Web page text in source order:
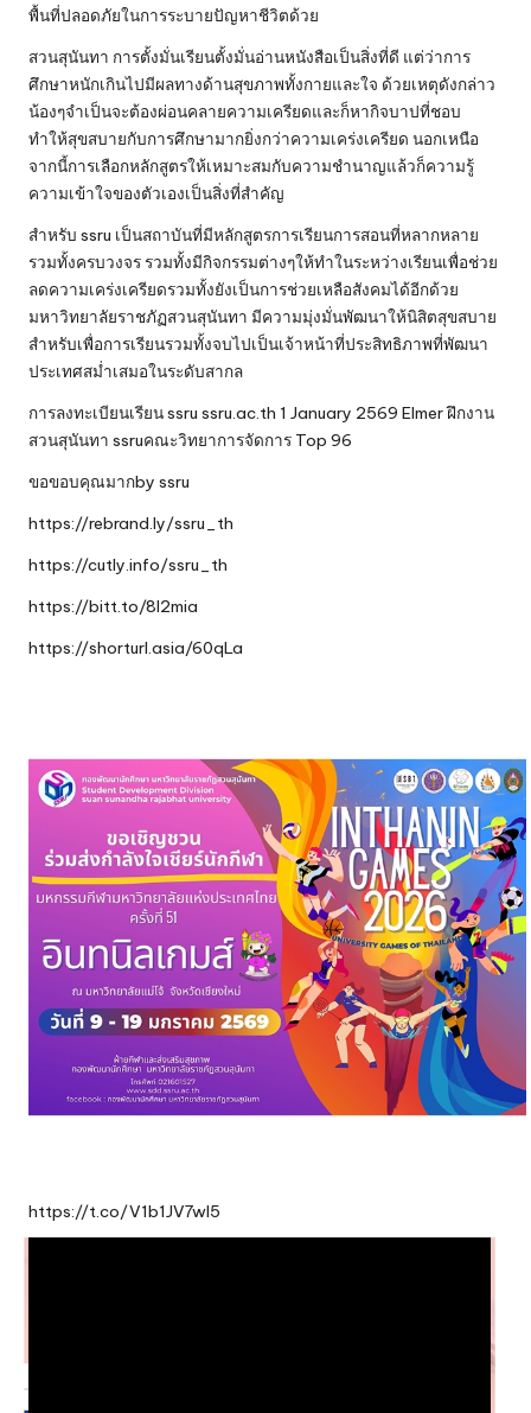
พื้นที่ปลอดภัยในการระบายปัญหาชีวิตด้วย
สวนสุนันทา การตั้งมั่นเรียนตั้งมั่นอ่านหนังสือเป็นสิ่งที่ดี แต่ว่าการ
ศึกษาหนักเกินไปมีผลทางด้านสุขภาพทั้งกายและใจ ด้วยเหตุดังกล่าว
น้องๆจำเป็นจะต้องผ่อนคลายความเครียดและก็หากิจบาปที่ชอบ
ทำให้สุขสบายกับการศึกษามากยิ่งกว่าความเคร่งเครียด นอกเหนือ
จากนี้การเลือกหลักสูตรให้เหมาะสมกับความชำนาญแล้วก็ความรู้
ความเข้าใจของตัวเองเป็นสิ่งที่สำคัญ
สำหรับ ssru เป็นสถาบันที่มีหลักสูตรการเรียนการสอนที่หลากหลาย
รวมทั้งครบวงจร รวมทั้งมีกิจกรรมต่างๆให้ทำในระหว่างเรียนเพื่อช่วย
ลดความเคร่งเครียดรวมทั้งยังเป็นการช่วยเหลือสังคมได้อีกด้วย
มหาวิทยาลัยราชภัฏสวนสุนันทา มีความมุ่งมั่นพัฒนาให้นิสิตสุขสบาย
สำหรับเพื่อการเรียนรวมทั้งจบไปเป็นเจ้าหน้าที่ประสิทธิภาพที่พัฒนา
ประเทศสม่ำเสมอในระดับสากล
การลงทะเบียนเรียน ssru ssru.ac.th 1 January 2569 Elmer ฝึกงาน
สวนสุนันทา ssruคณะวิทยาการจัดการ Top 96
ขอขอบคุณมากby ssru
https://rebrand.ly/ssru_th
https://cutly.info/ssru_th
https://bitt.to/8l2mia
https://shorturl.asia/60qLa
https://t.co/V1b1JV7wI5